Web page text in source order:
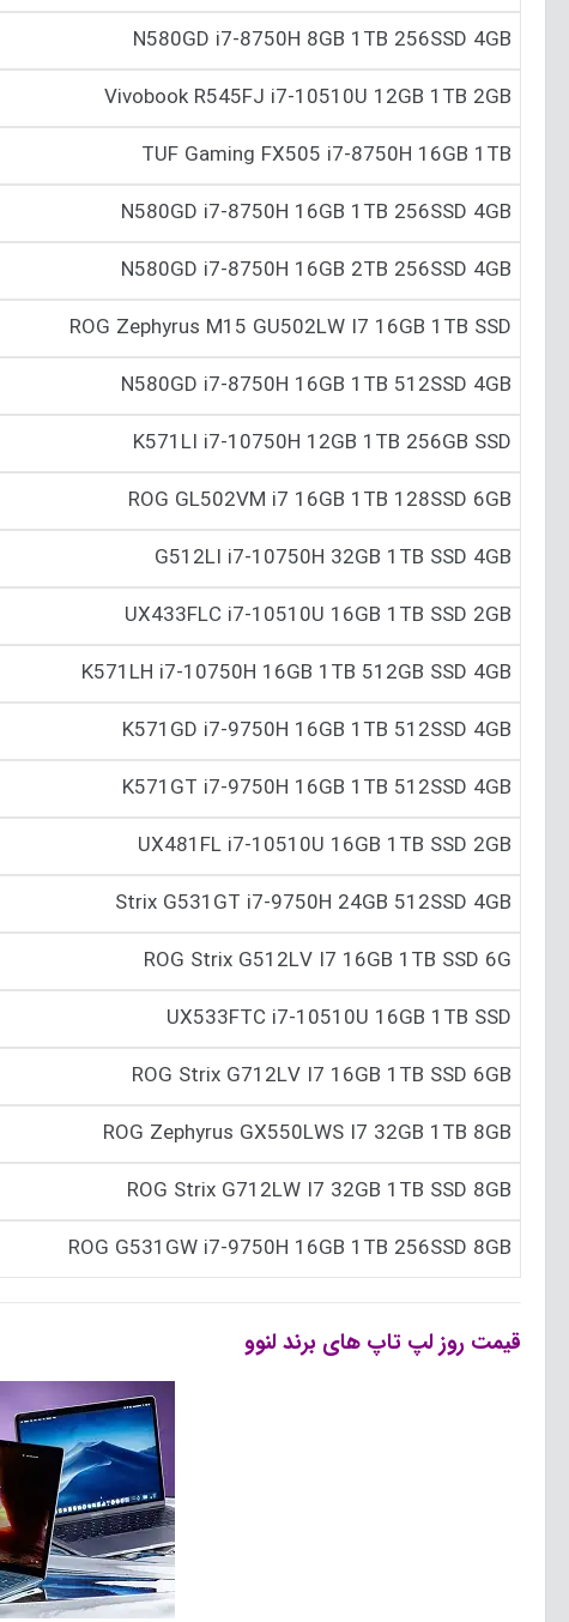
N580GD i7-8750H 8GB 1T‌‌B 256SSD 4GB
Vivobook R545FJ i7-10510U 12GB 1TB 2GB
TUF Gaming FX505 i7-8750H 16GB 1TB
N580GD i7-8750H 16GB 1T‌‌B 256SSD 4GB
N580GD i7-8750H 16GB 2TB 256SSD 4GB
ROG Zephyrus M15 GU502LW I7 16GB 1TB SSD
N580GD i7-8750H 16GB 1TB 512SSD 4GB
K571LI i7-10750H 12GB 1TB 256GB SSD
ROG GL502VM i7 16GB 1TB 128SSD 6GB
G512LI i7-10750H 32GB 1T‌‌B SSD 4GB
UX433FLC i7-10510U 16GB 1T‌‌B SSD 2GB
K571LH i7-10750H 16GB 1TB 512GB SSD 4GB
K571GD i7-9750H 16GB 1TB 512SSD 4GB
K571GT i7-9750H 16GB 1TB 512SSD 4GB
UX481FL i7-10510U 16GB 1T‌‌B SSD 2GB
Strix G531GT i7-9750H 24GB 512SSD 4GB
ROG Strix G512LV I7 16GB 1TB SSD 6G
UX533FTC i7-10510U 16GB 1T‌‌B SSD
ROG Strix G712LV I7 16GB 1TB SSD 6GB
ROG Zephyrus GX550LWS I7 32GB 1TB 8GB
ROG Strix G712LW I7 32GB 1TB SSD 8GB
ROG G531GW i7-9750H 16GB 1TB 256SSD 8GB
قیمت روز لپ تاپ های برند لنوو